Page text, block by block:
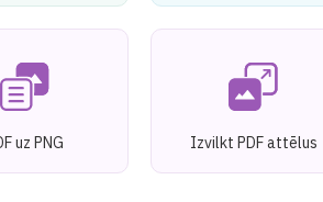
uz PNG Izvilkt PDF attēlus